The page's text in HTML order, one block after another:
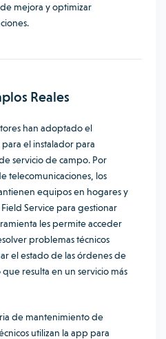
mejora y optimizar
Reales
han adoptado el
el instalador para
servicio de campo. Por
telecomunicaciones, los
equipos en hogares y
Service para gestionar
les permite acceder
problemas técnicos
el estado de las órdenes de
resulta en un servicio más
de mantenimiento de
utilizan la app para